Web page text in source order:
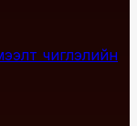
чиглэлийн